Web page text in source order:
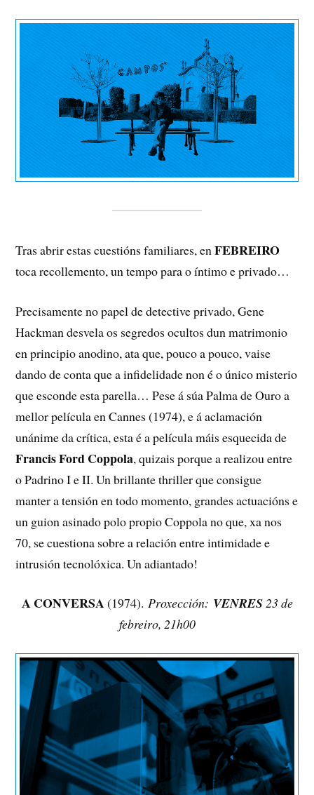
Tras abrir estas cuestións familiares, enFEBREIRO
toca recollemento, un tempo para o íntimo e privado…
Precisamente no papel de detective privado, Gene
Hackman desvela os segredos ocultos dun matrimonio
en principio anodino, ata que, pouco a pouco, vaise
dando de conta que a infidelidade non é o único misterio
que esconde esta parella… Pese á súa Palma de Ouro a
mellor película en Cannes (1974), e á aclamación
unánime da crítica, esta é a película máis esquecida de
Francis Ford Coppola, quizais porque a realizou entre
o Padrino I e II. Un brillante thriller que consigue
manter a tensión en todo momento, grandes actuacións e
un guion asinado polo propio Coppola no que, xa nos
70, se cuestiona sobre a relación entre intimidade e
intrusión tecnolóxica. Un adiantado!
A CONVERSA(1974). Proxección: VENRES23 de
febreiro, 21h00